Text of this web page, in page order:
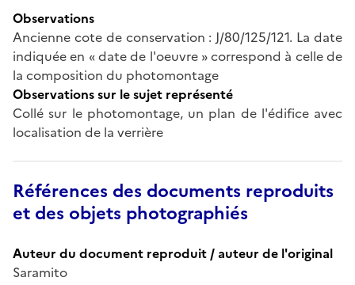
Observations
Ancienne cote de conservation : J/80/125/121. La date
indiquée en « date de l'oeuvre » correspond à celle de
la composition du photomontage
Observations sur le sujet représenté
Collé sur le photomontage, un plan de l'édifice avec
localisation de la verrière
Références des documents reproduits
et des objets photographiés
Auteur du document reproduit / auteur de l'original
Saramito